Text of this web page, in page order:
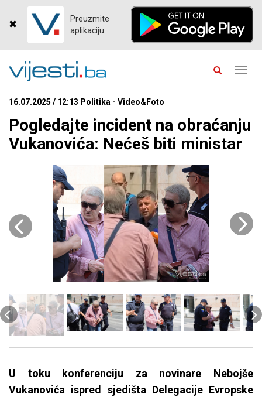
Preuzmite
aplikaciju
16.07.2025 / 12:13 Politika - Video&Foto
Pogledajte incident na obraćanju
Vukanovića: Nećeš biti ministar
U toku konferenciju za novinare Nebojše
Vukanovića ispred sjedišta Delegacije Evropske